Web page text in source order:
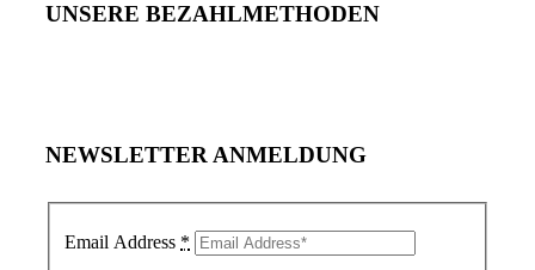
UNSERE BEZAHLMETHODEN
NEWSLETTER ANMELDUNG
Email Address *